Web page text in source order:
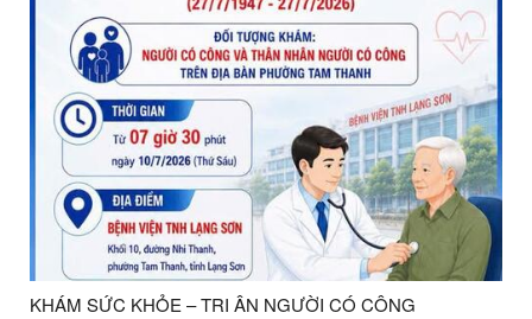
KHÁM SỨC KHỎE – TRI ÂN NGƯỜI CÓ CÔNG